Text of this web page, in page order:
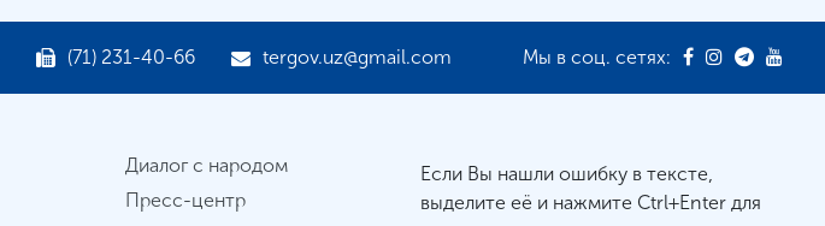
(71) 231-40-66 tergov.uz@gmail.com Мы в соц. сетях:
Диалог с народом
Пресс-центр
Если Вы нашли ошибку в тексте,
выделите её и нажмите Ctrl+Enter для